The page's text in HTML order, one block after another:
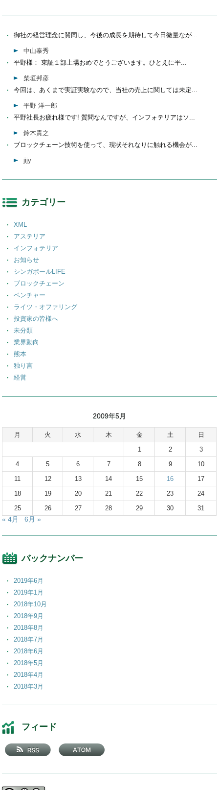
御社の経営理念に賛同し、今後の成長を期待して今日微量なが...
中山泰秀
平野様： 東証１部上場おめでとうございます。ひとえに平...
柴垣邦彦
今回は、あくまで実証実験なので、当社の売上に関しては未定...
平野 洋一郎
平野社長お疲れ様です! 質問なんですが、インフォテリアはソ...
鈴木貴之
ブロックチェーン技術を使って、現状それなりに触れる機会が...
jijy
カテゴリー
XML
アステリア
インフォテリア
お知らせ
シンガポールLIFE
ブロックチェーン
ベンチャー
ライツ・オファリング
投資家の皆様へ
未分類
業界動向
熊本
独り言
経営
2009年5月
月 火 水 木 金 土
日
1
2
3
4
5 6 7 8 9
10
11
12 13 14 15 16
17
18
19 20 21 22 23
24
25
26 27 28 29 30 31
« 4月 6月 »
バックナンバー
2019年6月
2019年1月
2018年10月
2018年9月
2018年8月
2018年7月
2018年6月
2018年5月
2018年4月
2018年3月
2017年12月
2017年11月
2017年10月
2017年9月
フィード